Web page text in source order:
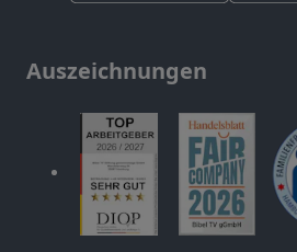
Auszeichnungen